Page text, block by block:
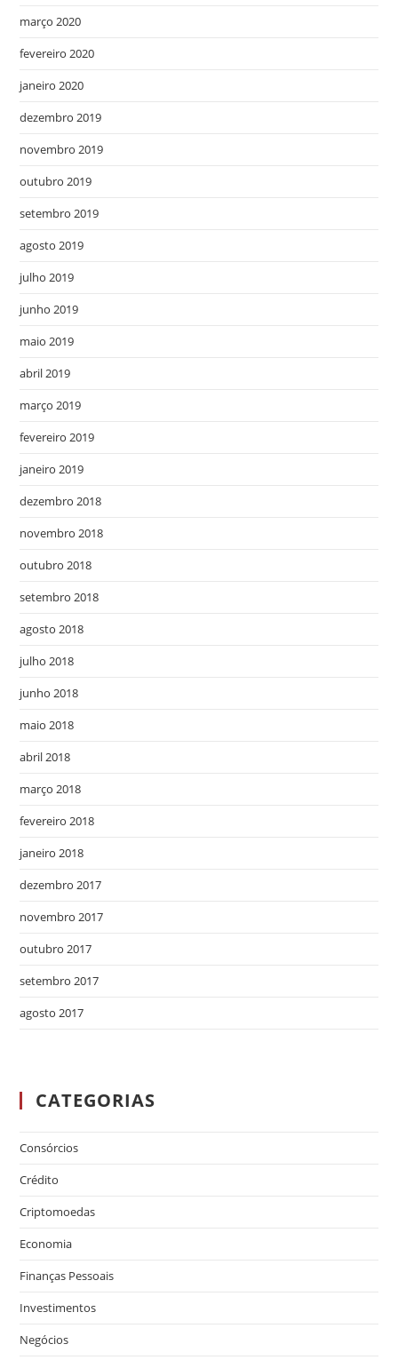
março 2020
fevereiro 2020
janeiro 2020
dezembro 2019
novembro 2019
outubro 2019
setembro 2019
agosto 2019
julho 2019
junho 2019
maio 2019
abril 2019
março 2019
fevereiro 2019
janeiro 2019
dezembro 2018
novembro 2018
outubro 2018
setembro 2018
agosto 2018
julho 2018
junho 2018
maio 2018
abril 2018
março 2018
fevereiro 2018
janeiro 2018
dezembro 2017
novembro 2017
outubro 2017
setembro 2017
agosto 2017
CATEGORIAS
Consórcios
Crédito
Criptomoedas
Economia
Finanças Pessoais
Investimentos
Negócios